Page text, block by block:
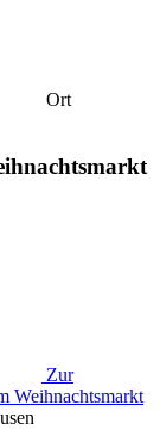
Ort
Zur
Weihnachtsmarkt